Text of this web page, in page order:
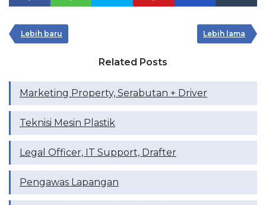
Lebih baru Lebih lama
Related Posts
Marketing Property, Serabutan + Driver
Teknisi Mesin Plastik
Legal Officer, IT Support, Drafter
Pengawas Lapangan